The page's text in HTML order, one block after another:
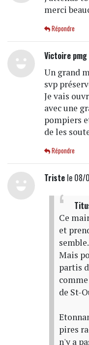
merci
Répondre
Victoire pmg
Un grand
svp
Je vais
avec une
pompiers
de les
Répondre
Tristele 08/
Ce
et
semble.
Mais
partis
de St-
pires
n'y a